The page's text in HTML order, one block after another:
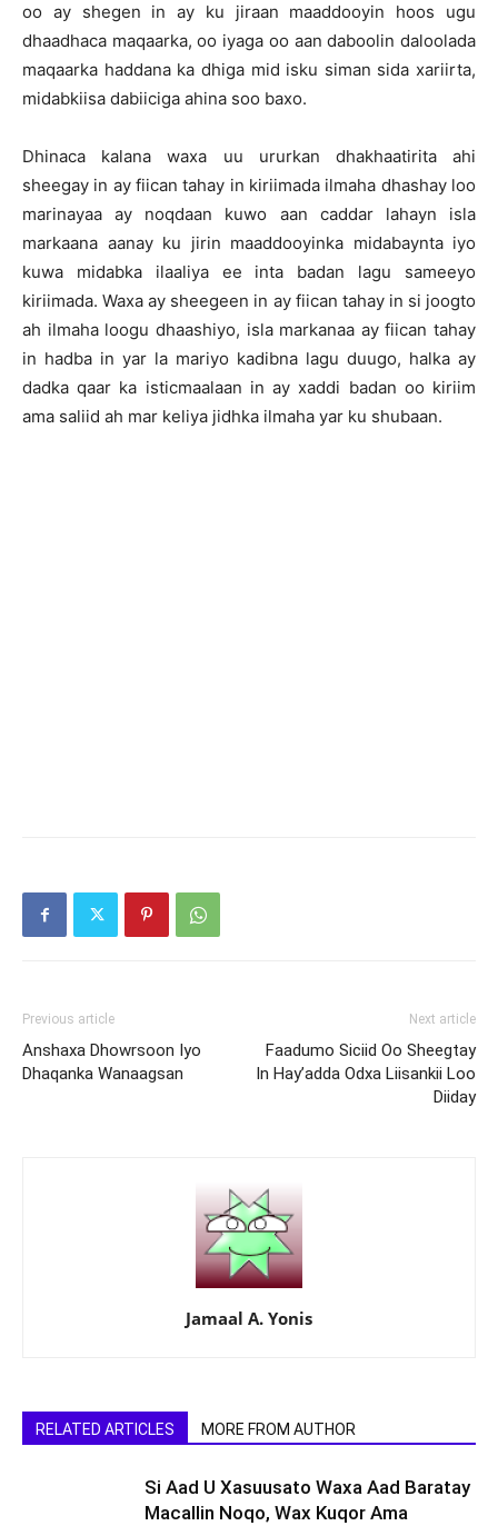
oo ay shegen in ay ku jiraan maaddooyin hoos ugu
dhaadhaca maqaarka, oo iyaga oo aan daboolin daloolada
maqaarka haddana ka dhiga mid isku siman sida xariirta,
midabkiisa dabiiciga ahina soo baxo.
Dhinaca kalana waxa uu ururkan dhakhaatirita ahi
sheegay in ay fiican tahay in kiriimada ilmaha dhashay loo
marinayaa ay noqdaan kuwo aan caddar lahayn isla
markaana aanay ku jirin maaddooyinka midabaynta iyo
kuwa midabka ilaaliya ee inta badan lagu sameeyo
kiriimada. Waxa ay sheegeen in ay fiican tahay in si joogto
ah ilmaha loogu dhaashiyo, isla markanaa ay fiican tahay
in hadba in yar la mariyo kadibna lagu duugo, halka ay
dadka qaar ka isticmaalaan in ay xaddi badan oo kiriim
ama saliid ah mar keliya jidhka ilmaha yar ku shubaan.
Previous article
Anshaxa Dhowrsoon Iyo
Dhaqanka Wanaagsan
Next article
Faadumo Siciid Oo Sheegtay
In Hay’adda Odxa Liisankii Loo
Diiday
Jamaal A. Yonis
RELATED ARTICLES MORE FROM AUTHOR
Si Aad U Xasuusato Waxa Aad Baratay
Macallin Noqo, Wax Kuqor Ama